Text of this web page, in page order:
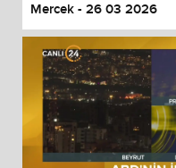
Mercek - 26 03 2026